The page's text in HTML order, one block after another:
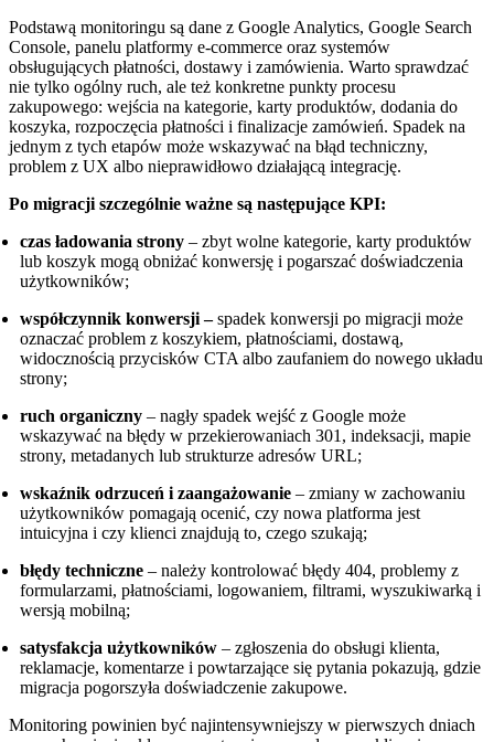
Podstawą monitoringu są dane z Google Analytics, Google Search
Console, panelu platformy e-commerce oraz systemów
obsługujących płatności, dostawy i zamówienia. Warto sprawdzać
nie tylko ogólny ruch, ale też konkretne punkty procesu
zakupowego: wejścia na kategorie, karty produktów, dodania do
koszyka, rozpoczęcia płatności i finalizacje zamówień. Spadek na
jednym z tych etapów może wskazywać na błąd techniczny,
problem z UX albo nieprawidłowo działającą integrację.
Po migracji szczególnie ważne są następujące KPI:
czas ładowania strony – zbyt wolne kategorie, karty produktów
lub koszyk mogą obniżać konwersję i pogarszać doświadczenia
użytkowników;
współczynnik konwersji –spadek konwersji po migracji może
oznaczać problem z koszykiem, płatnościami, dostawą,
widocznością przycisków CTA albo zaufaniem do nowego układu
strony;
ruch organiczny – nagły spadek wejść z Google może
wskazywać na błędy w przekierowaniach 301, indeksacji, mapie
strony, metadanych lub strukturze adresów URL;
wskaźnik odrzuceń i zaangażowanie – zmiany w zachowaniu
użytkowników pomagają ocenić, czy nowa platforma jest
intuicyjna i czy klienci znajdują to, czego szukają;
błędy techniczne – należy kontrolować błędy 404, problemy z
formularzami, płatnościami, logowaniem, filtrami, wyszukiwarką i
wersją mobilną;
satysfakcja użytkowników – zgłoszenia do obsługi klienta,
reklamacje, komentarze i powtarzające się pytania pokazują, gdzie
migracja pogorszyła doświadczenie zakupowe.
Monitoring powinien być najintensywniejszy w pierwszych dniach